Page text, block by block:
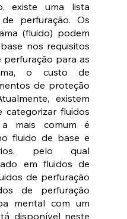
existe uma lista
perfuração. Os
(fluido) podem
nos requisitos
perfuração para as
o custo de
de proteção
existem
categorizar fluidos
mais comum é
fluido de base e
pelo qual
em fluidos de
de perfuração
de perfuração
mental com um
disponível neste